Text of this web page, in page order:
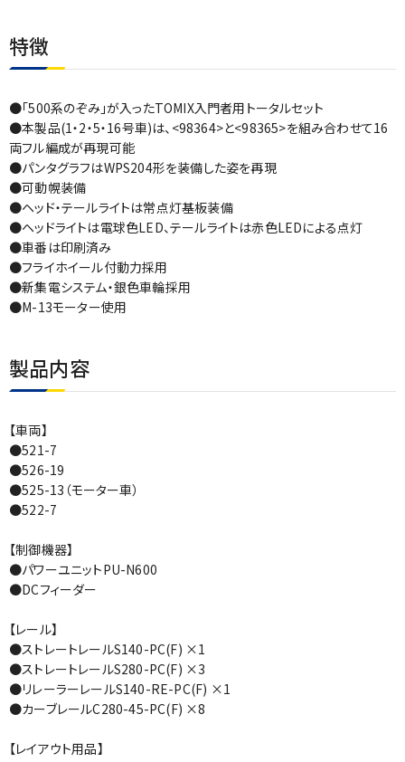
特徴
●「500系のぞみ」が入ったTOMIX入門者用トータルセット
●本製品(1・2・5・16号車)は、<98364>と<98365>を組み合わせて16
両フル編成が再現可能
●パンタグラフはWPS204形を装備した姿を再現
●可動幌装備
●ヘッド・テールライトは常点灯基板装備
●ヘッドライトは電球色LED、テールライトは赤色LEDによる点灯
●車番は印刷済み
●フライホイール付動力採用
●新集電システム・銀色車輪採用
●M-13モーター使用
製品内容
【車両】
●521-7
●526-19
●525-13（モーター車）
●522-7
【制御機器】
●パワーユニットPU-N600
●DCフィーダー
【レール】
●ストレートレールS140-PC(F) ×1
●ストレートレールS280-PC(F) ×3
●リレーラーレールS140-RE-PC(F) ×1
●カーブレールC280-45-PC(F) ×8
【レイアウト用品】